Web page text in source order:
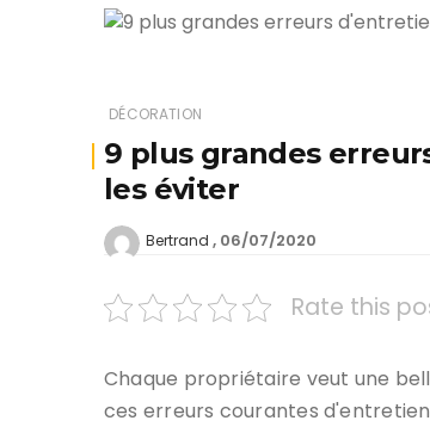
DÉCORATION
9 plus grandes
les éviter
Bertrand 06/07/2020
Rate this
Chaque propriétaire veut une
ces erreurs courantes